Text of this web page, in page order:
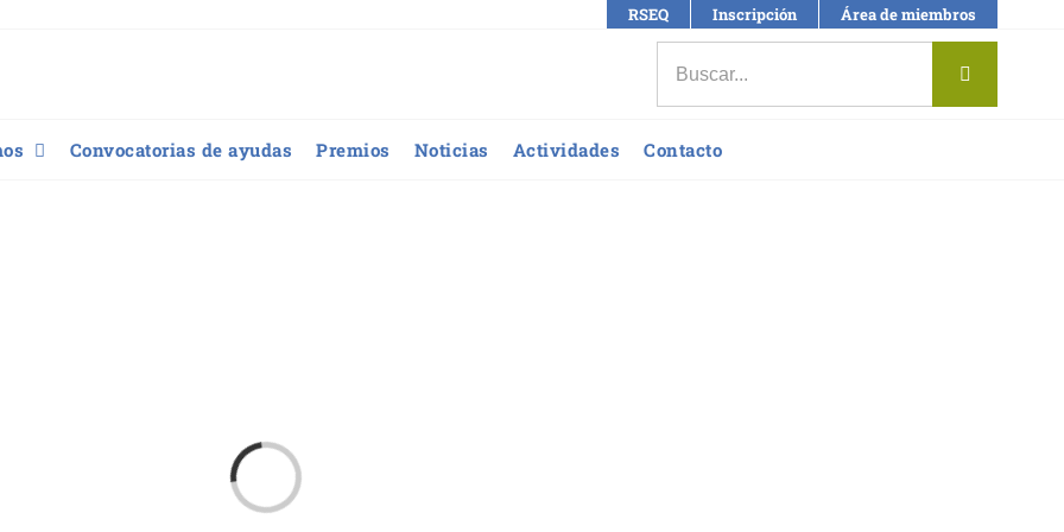
RSEQ Inscripción Área de miembros
Convocatorias de ayudas Premios Noticias Actividades Contacto
Loading...